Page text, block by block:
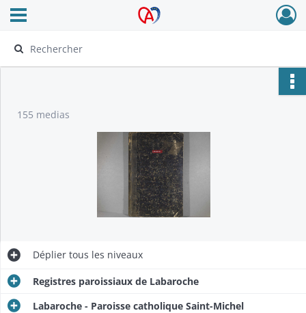
Archives Alsace - Colmar
Ouvrir le menu déroulant
155 medias
Déplier tous les niveaux
Registres paroissiaux de Labaroche
Labaroche - Paroisse catholique Saint-Michel